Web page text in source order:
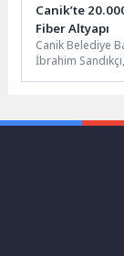
Canik’te
Fiber Altyapı
Canik Belediye
İbrahim
20.000...